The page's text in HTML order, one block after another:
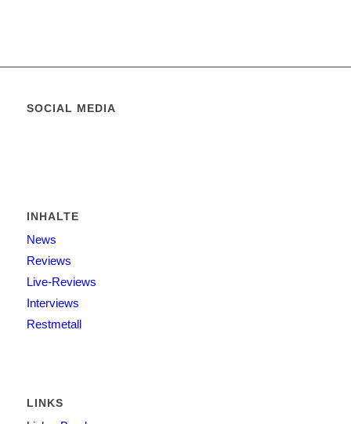
SOCIAL MEDIA
INHALTE
News
Reviews
Live-Reviews
Interviews
Restmetall
LINKS